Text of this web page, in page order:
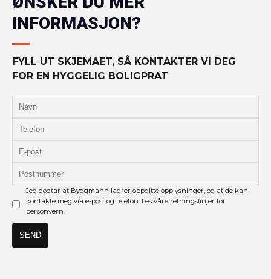
INFORMASJON?
FYLL UT SKJEMAET, SÅ KONTAKTER VI DEG
FOR EN HYGGELIG BOLIGPRAT
Jeg godtar at Byggmann lagrer oppgitte opplysninger, og at de kan
kontakte meg via e-post og telefon. Les våre retningslinjer for
personvern.